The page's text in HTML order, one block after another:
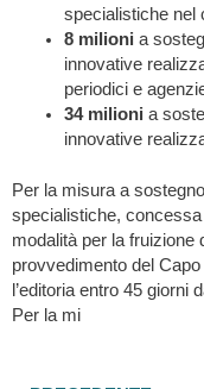
specialistiche nel
8 milioni a
innovative
periodici e
34 milioni a
innovative
Per la misura a
specialistiche, concessa
modalità per la fruizione
provvedimento del
l’editoria entro 45 giorni
Per la mi